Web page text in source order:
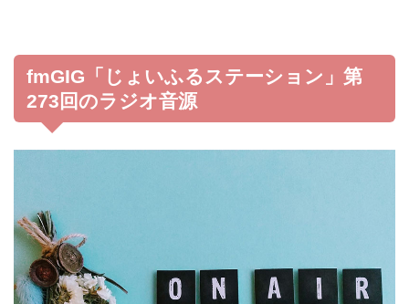
fmGIG「じょいふるステーション」第
273回のラジオ音源